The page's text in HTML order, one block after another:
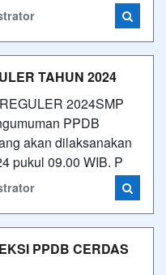
TAHUN 2024
2024SMP
PPDB
akan dilaksanakan
pukul 09.00 WIB. P
PPDB CERDAS